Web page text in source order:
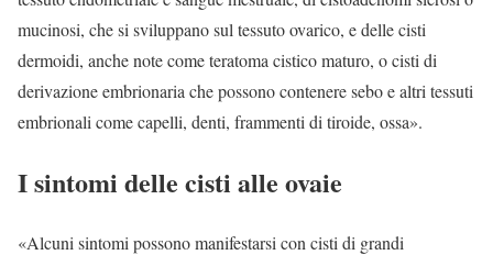
mucinosi, che si sviluppano sul tessuto ovarico, e delle cisti
dermoidi, anche note come teratoma cistico maturo, o cisti di
derivazione embrionaria che possono contenere sebo e altri tessuti
embrionali come capelli, denti, frammenti di tiroide, ossa».
I sintomi delle cisti alle ovaie
«Alcuni sintomi possono manifestarsi con cisti di grandi